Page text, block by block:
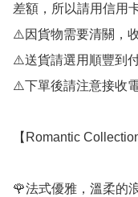
差額，所以請用信用
⚠️因貨物需要清關，
⚠️送貨請選用順豐到
⚠️下單後請注意接收
【Romantic Collection
🌹法式優雅，溫柔的